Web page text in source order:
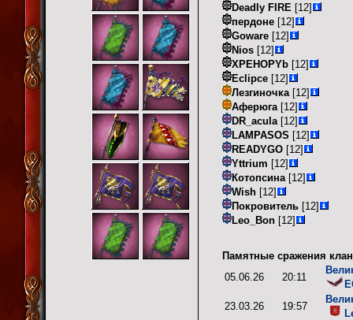
Deadly FIRE [12]
пердоне [12]
Goware [12]
Nios [12]
XPEHOPYb [12]
Eclipce [12]
Лезгиночка [12]
Аферюга [12]
DR_acula [12]
LAMPASOS [12]
READYGO [12]
Yttrium [12]
Котопсина [12]
Wish [12]
Покровитель [12]
Leo_Bon [12]
Памятные сражения
05.06.26
20:11
23.03.26
19:57